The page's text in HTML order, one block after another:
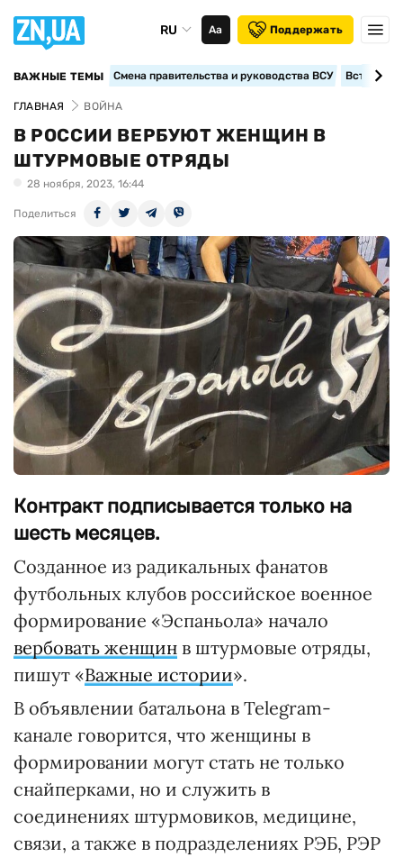
RU Аа Поддержать
ВАЖНЫЕ ТЕМЫ Смена правительства и руководства ВСУ
ГЛАВНАЯ ВОЙНА
В РОССИИ ВЕРБУЮТ ЖЕНЩИН В
ШТУРМОВЫЕ ОТРЯДЫ
28 ноября, 2023, 16:44
Поделиться
Контракт подписывается только на
шесть месяцев.
Созданное из радикальных фанатов
футбольных клубов российское военное
формирование «Эспаньола» начало
вербовать женщин в штурмовые отряды,
пишут «Важные истории».
В объявлении батальона в Telegram-
канале говорится, что женщины в
формировании могут стать не только
снайперками, но и служить в
соединениях штурмовиков, медицине,
связи, а также в подразделениях РЭБ, РЭР